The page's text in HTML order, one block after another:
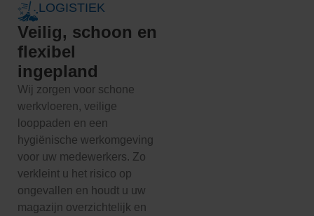
LOGISTIEK
Veilig, schoon en
flexibel
ingepland
Wij zorgen voor schone
werkvloeren, veilige
looppaden en een
hygiënische werkomgeving
voor uw medewerkers. Zo
verkleint u het risico op
ongevallen en houdt u uw
magazijn overzichtelijk en